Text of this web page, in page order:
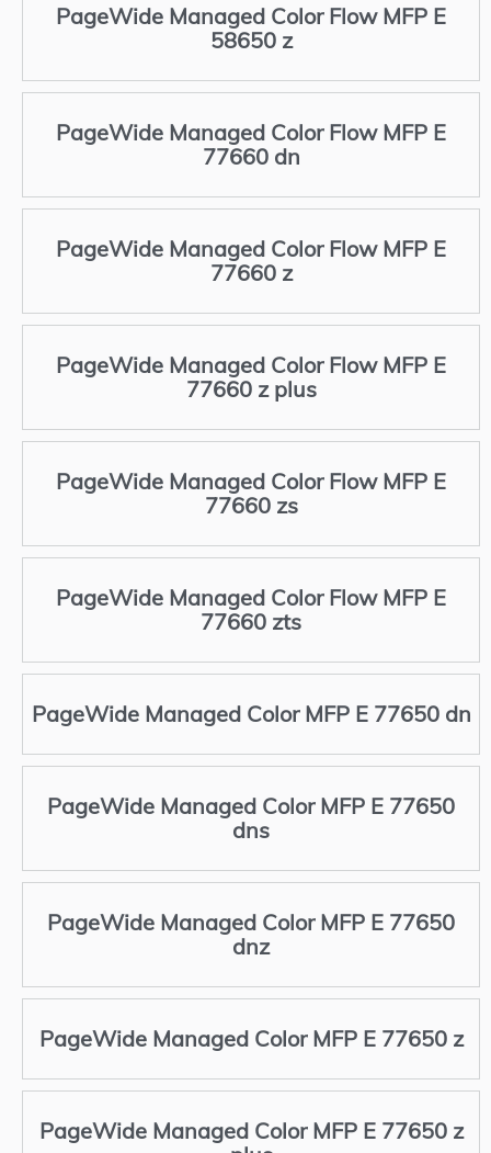
PageWide Managed Color Flow MFP E
58650 z
PageWide Managed Color Flow MFP E
77660 dn
PageWide Managed Color Flow MFP E
77660 z
PageWide Managed Color Flow MFP E
77660 z plus
PageWide Managed Color Flow MFP E
77660 zs
PageWide Managed Color Flow MFP E
77660 zts
PageWide Managed Color MFP E 77650 dn
PageWide Managed Color MFP E 77650
dns
PageWide Managed Color MFP E 77650
dnz
PageWide Managed Color MFP E 77650 z
PageWide Managed Color MFP E 77650 z